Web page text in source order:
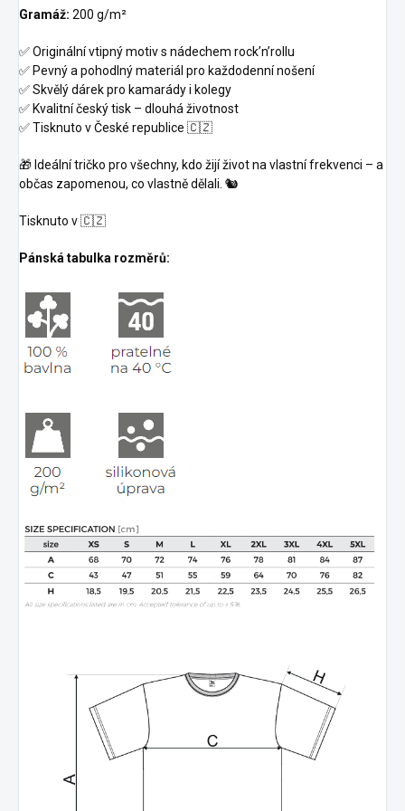
Gramáž: 200 g/m²
✅ Originální vtipný motiv s nádechem rock’n’rollu
✅ Pevný a pohodlný materiál pro každodenní nošení
✅ Skvělý dárek pro kamarády i kolegy
✅ Kvalitní český tisk – dlouhá životnost
✅ Tisknuto v České republice 🇨🇿
🎁 Ideální tričko pro všechny, kdo žijí život na vlastní frekvenci – a
občas zapomenou, co vlastně dělali. 🐿️
Tisknuto v 🇨🇿
Pánská tabulka rozměrů: